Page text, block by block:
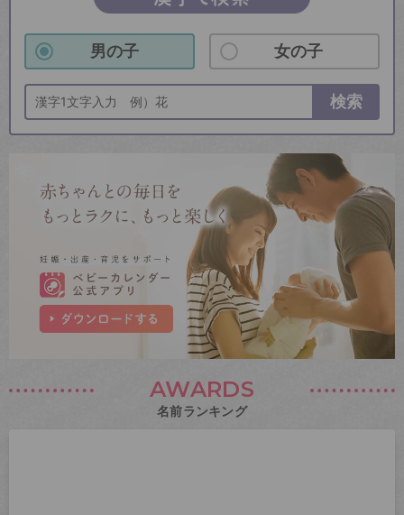
男の子 女の子
検索
AWARDS
名前ランキング